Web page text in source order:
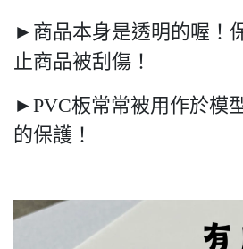
►商品本身是透明的喔！
止商品被刮傷！
►PVC板常常被用作於模
的保護！